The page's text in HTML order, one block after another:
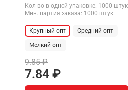
Кол-во в одной упаковке: 1000 штук
Мин. партия заказа: 1000 штук
Крупный опт Средний опт
Мелкий опт
9.85 ₽
7.84 ₽